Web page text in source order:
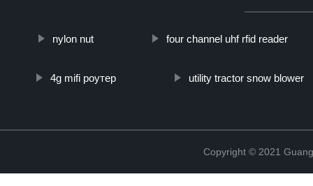
nylon nut four channel uhf rfid reader
4g mifi роутер utility tractor snow blower
Copyright © 2021